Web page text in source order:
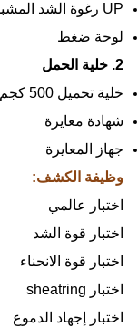
UP رغوة الشد المشبك (1000 كجم)
لوحة ضغط
2. خلية الحمل
خلية تحميل 500 كجم
شهادة معايرة
جهاز المعايرة
وظيفة الكشف:
اختبار عالمي
اختبار قوة الشد
اختبار قوة الانحناء
اختبار sheatring
اختبار إجهاد الدموع